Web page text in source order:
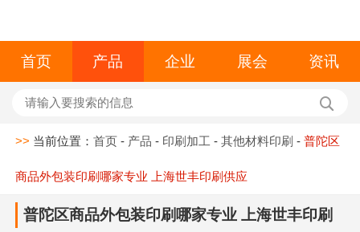
首页 产品 企业 展会 资讯
>> 当前位置：首页 - 产品 - 印刷加工 -其他材料印刷 -普陀区
商品外包装印刷哪家专业 上海世丰印刷供应
普陀区商品外包装印刷哪家专业 上海世丰印刷